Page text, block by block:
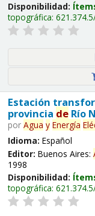
Disponibilidad:
topográfica:
Estación
provincia deRío
por Agua y Energía
Idioma: Español
Editor: Buenos Aires:
1998
Disponibilidad:
topográfica: